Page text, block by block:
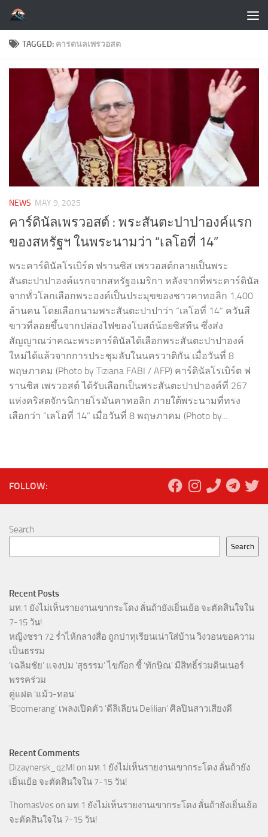
Skip to content
TAGGED: คารดนลเพรวอสต
NEWS MAY 9, 2025
คาร์ดินัลเพรวอสต์ : พระสันตะปาปาองค์แรก
ของสหรัฐฯ ในพระนามว่า “เลโอที่ 14”
พระคาร์ดินัลโรเบิร์ต ฟรานซิส เพรวอสต์กลายเป็นพระ
สันตะปาปาองค์แรกจากสหรัฐอเมริกา หลังจากที่พระคาร์ดินัล
จากทั่วโลกเลือกพระองค์เป็นประมุขของชาวคาทอลิก 1,400
ล้านคน โดยเลือกนามพระสันตะปาปาว่า “เลโอที่ 14” ควันสี
ขาวที่ลอยขึ้นจากปล่องไฟของโบสถ์น้อยซิสทีน ซึ่งส่ง
สัญญาณว่าคณะพระคาร์ดินัลได้เลือกพระสันตะปาปาองค์
ใหม่ได้แล้วจากการประชุมลับในนครวาติกัน เมื่อวันที่ 8
พฤษภาคม (Photo by Tiziana FABI / AFP) คาร์ดินัลโรเบิร์ต ฟ
รานซิส เพรวอสต์ ได้รับเลือกเป็นพระสันตะปาปาองค์ที่ 267
แห่งคริสตจักรนิกายโรมันคาทอลิก ภายใต้พระนามที่ทรง
เลือกว่า “เลโอที่ 14” เมื่อวันที่ 8 พฤษภาคม (Photo by...
FOLLOW:
Search
Search
Recent Posts
มท.1 ยังไม่เห็นรายงานเขากระโดง ลั่นถ้ายังเยิ่นเย้อ จะตัดสินใจใน
7-15 วัน!
หญิงชรา 72 ร่ำไห้กลางสื่อ ถูกปาทุเรียนเน่าใส่บ้าน วิงวอนขอความ
เป็นธรรม
‘เฉลิมชัย’ แจงปม ‘สุธรรม’ ไขก๊อก ชี้ ‘ทักษิณ’ มีสิทธิ์ร่วมดินเนอร์
พรรคร่วม
คู่แฝด ‘แม้ว-ทอน’
‘Boomerang’ เพลงเปิดตัว ‘ดีลิเลียน Delilian’ ศิลปินสาวเสียงดี
Recent Comments
Dizaynersk_qzMl on มท.1 ยังไม่เห็นรายงานเขากระโดง ลั่นถ้ายัง
เยิ่นเย้อ จะตัดสินใจใน 7-15 วัน!
ThomasVes on มท.1 ยังไม่เห็นรายงานเขากระโดง ลั่นถ้ายังเยิ่นเย้อ
จะตัดสินใจใน 7-15 วัน!